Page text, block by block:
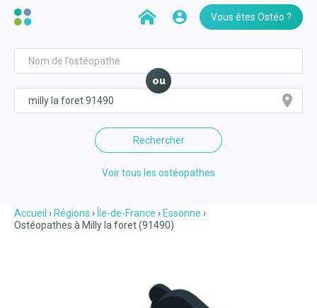
Vous êtes Ostéo ?
ou
Rechercher
Voir tous les ostéopathes
Accueil Régions Île-de-France
Essonne
Ostéopathes à Milly la foret (91490)